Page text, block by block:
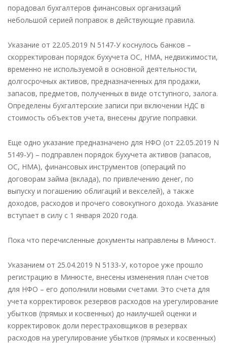
порадовал бухгалтеров финансовых организаций
небольшой серией поправок в действующие правила.
Указание от 22.05.2019 N 5147-У коснулось банков –
скорректирован порядок бухучета ОС, НМА, недвижимости,
временно не используемой в основной деятельности,
долгосрочных активов, предназначенных для продажи,
запасов, предметов, полученных в виде отступного, залога.
Определены бухгалтерские записи при включении НДС в
стоимость объектов учета, внесены другие поправки.
Еще одно указание предназначено для НФО (от 22.05.2019 N
5149-У) – подправлен порядок бухучета активов (запасов,
ОС, НМА), финансовых инструментов (операций по
договорам займа (вклада), по привлечению денег, по
выпуску и погашению облигаций и векселей), а также
доходов, расходов и прочего совокупного дохода. Указание
вступает в силу с 1 января 2020 года.
Пока что перечисленные документы направлены в Минюст.
Указанием от 25.04.2019 N 5133-У, которое уже прошло
регистрацию в Минюсте, внесены изменения план счетов
для НФО – его дополнили новыми счетами. Это счета для
учета корректировок резервов расходов на урегулирование
убытков (прямых и косвенных) до наилучшей оценки и
корректировок доли перестраховщиков в резервах
расходов на урегулирование убытков (прямых и косвенных)